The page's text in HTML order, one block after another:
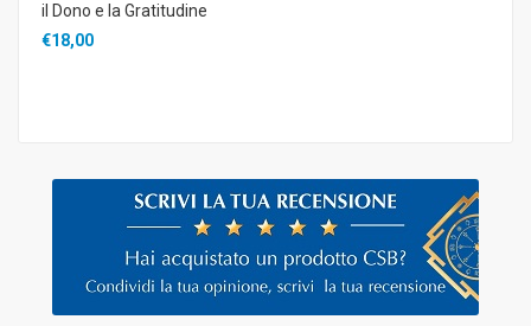
il Dono e la Gratitudine
€18,00